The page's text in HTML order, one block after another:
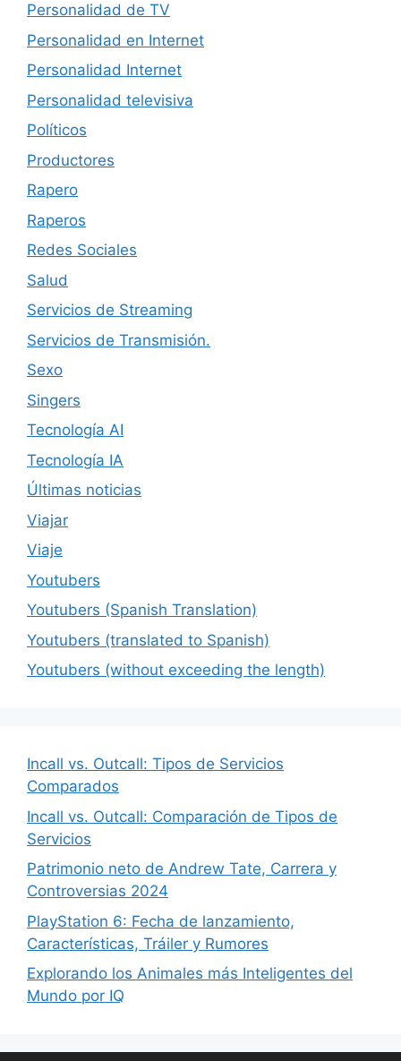
Personalidad de TV
Personalidad en Internet
Personalidad Internet
Personalidad televisiva
Políticos
Productores
Rapero
Raperos
Redes Sociales
Salud
Servicios de Streaming
Servicios de Transmisión.
Sexo
Singers
Tecnología AI
Tecnología IA
Últimas noticias
Viajar
Viaje
Youtubers
Youtubers (Spanish Translation)
Youtubers (translated to Spanish)
Youtubers (without exceeding the length)
Incall vs. Outcall: Tipos de Servicios
Comparados
Incall vs. Outcall: Comparación de Tipos de
Servicios
Patrimonio neto de Andrew Tate, Carrera y
Controversias 2024
PlayStation 6: Fecha de lanzamiento,
Características, Tráiler y Rumores
Explorando los Animales más Inteligentes del
Mundo por IQ